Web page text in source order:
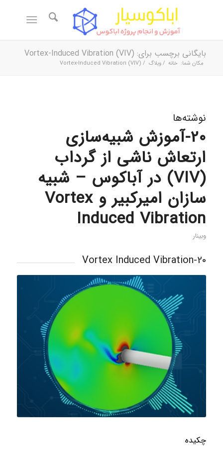
بایگانی برچسب برای: Vortex-Induced Vibration (VIV)
مکان شما: خانه / وبلاگ /
Vortex-Induced Vibration (VIV)
نوشته‌ها
20-آموزش شبیه‌سازی
ارتعاش ناشی از گرداب
(VIV) در آباکوس – شبیه
سازان امیرکبیر و Vortex
Induced Vibration
وبینار
20-Vortex Induced Vibration
چکیده